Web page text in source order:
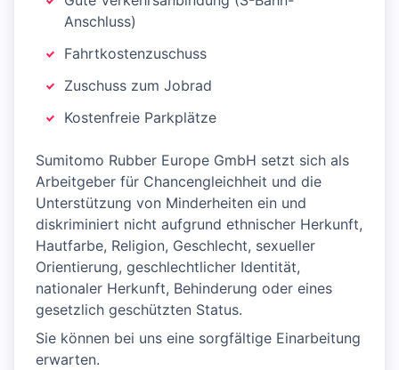
Anschluss)
Fahrtkostenzuschuss
Zuschuss zum Jobrad
Kostenfreie Parkplätze
Sumitomo Rubber Europe GmbH setzt sich als
Arbeitgeber für Chancengleichheit und die
Unterstützung von Minderheiten ein und
diskriminiert nicht aufgrund ethnischer Herkunft,
Hautfarbe, Religion, Geschlecht, sexueller
Orientierung, geschlechtlicher Identität,
nationaler Herkunft, Behinderung oder eines
gesetzlich geschützten Status.
Sie können bei uns eine sorgfältige Einarbeitung
erwarten.